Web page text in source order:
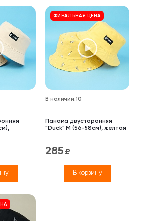
ФИНАЛЬНАЯ ЦЕНА
В наличии:10
Панама двусторонняя
"Duck" M (56-58см), желтая
285 ₽
В корзину